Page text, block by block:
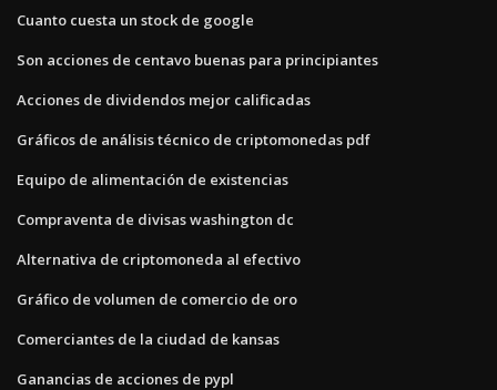
Cuanto cuesta un stock de google
Son acciones de centavo buenas para principiantes
Acciones de dividendos mejor calificadas
Gráficos de análisis técnico de criptomonedas pdf
Equipo de alimentación de existencias
Compraventa de divisas washington dc
Alternativa de criptomoneda al efectivo
Gráfico de volumen de comercio de oro
Comerciantes de la ciudad de kansas
Ganancias de acciones de pypl